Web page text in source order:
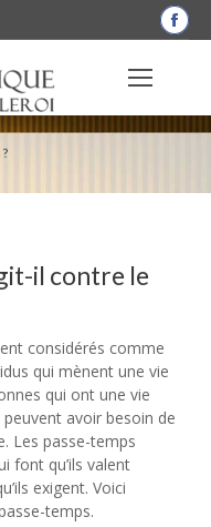
La
il contre le
considérés comme
qui mènent une vie
qui ont une vie
avoir besoin de
Les passe-temps
font qu’ils valent
exigent. Voici
temps.